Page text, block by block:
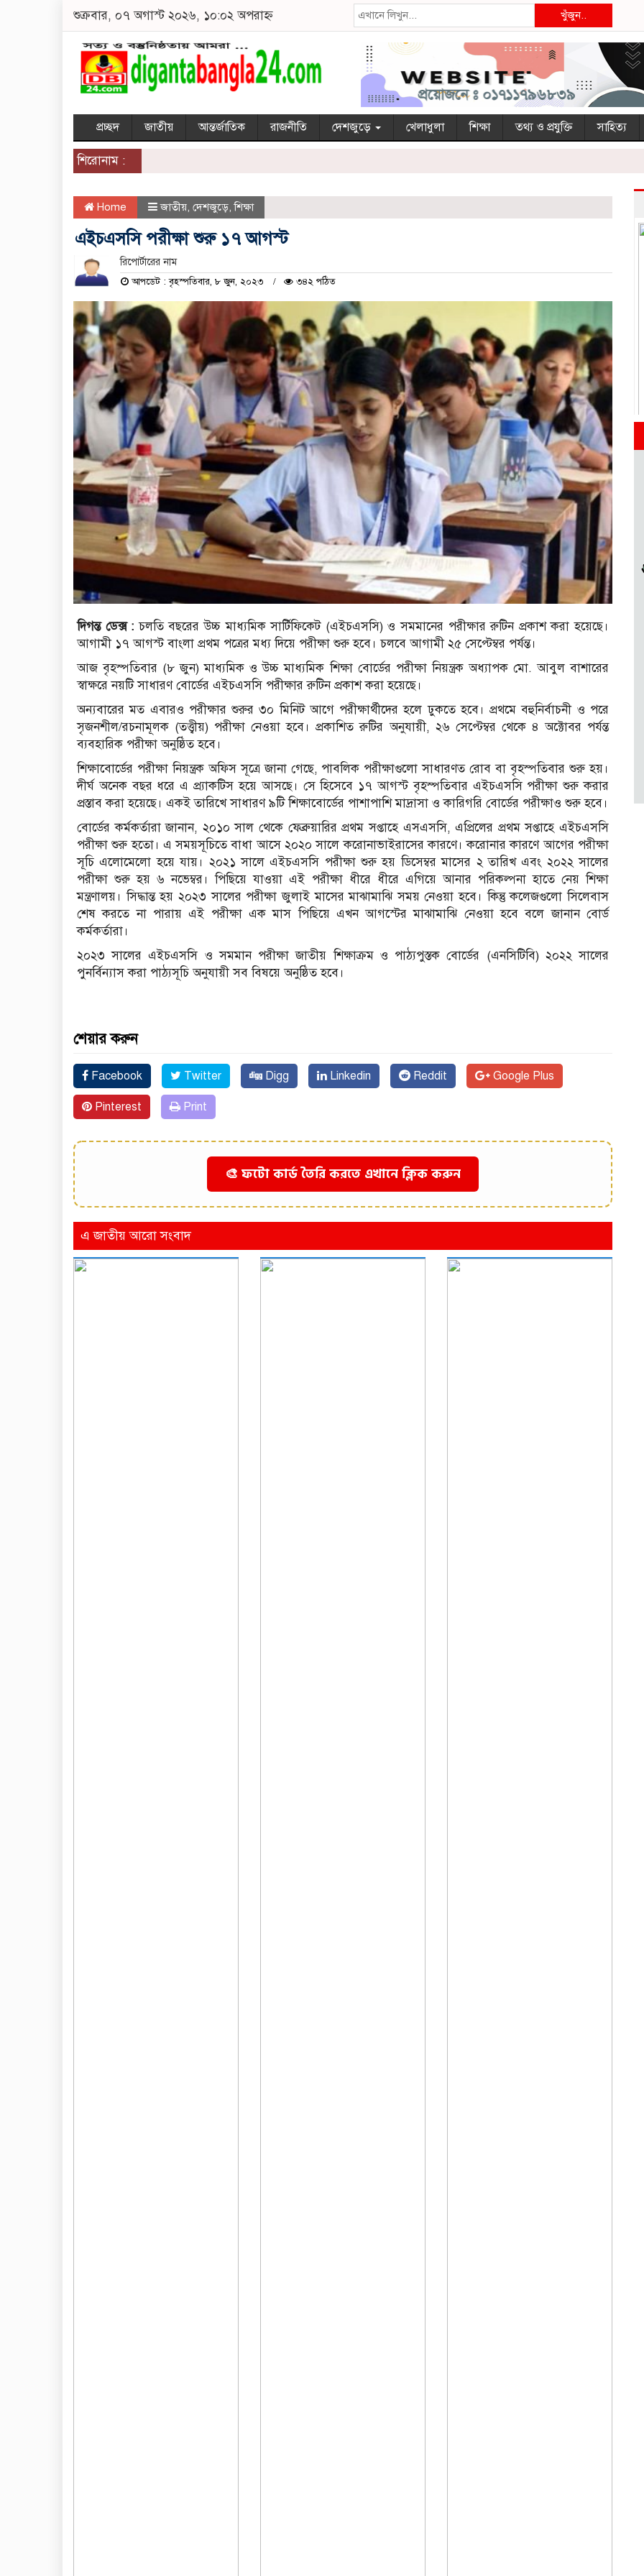
শুক্রবার, ০৭ অগাস্ট ২০২৬, ১০:০২ অপরাহ্ন খুঁজুন..
প্রচ্ছদ জাতীয় আন্তর্জাতিক রাজনীতি দেশজুড়ে খেলাধুলা শিক্ষা তথ্য ও প্রযুক্তি সাহিত্য
শিরোনাম :
Home জাতীয়, দেশজুড়ে,শিক্ষা
এইচএসসি পরীক্ষা শুরু ১৭ আগস্ট
রিপোর্টারের নাম
আপডেট : বৃহস্পতিবার, ৮ জুন, ২০২৩ ৩৪২ পঠিত
দিগন্ত ডেক্স : চলতি বছরের উচ্চ মাধ্যমিক সার্টিফিকেট (এইচএসসি) ও সমমানের পরীক্ষার রুটিন প্রকাশ করা হয়েছে।
আগামী ১৭ আগস্ট বাংলা প্রথম পত্রের মধ্য দিয়ে পরীক্ষা শুরু হবে। চলবে আগামী ২৫ সেপ্টেম্বর পর্যন্ত।
আজ বৃহস্পতিবার (৮ জুন) মাধ্যমিক ও উচ্চ মাধ্যমিক শিক্ষা বোর্ডের পরীক্ষা নিয়ন্ত্রক অধ্যাপক মো. আবুল বাশারের
স্বাক্ষরে নয়টি সাধারণ বোর্ডের এইচএসসি পরীক্ষার রুটিন প্রকাশ করা হয়েছে।
অন্যবারের মত এবারও পরীক্ষার শুরুর ৩০ মিনিট আগে পরীক্ষার্থীদের হলে ঢুকতে হবে। প্রথমে বহুনির্বাচনী ও পরে
সৃজনশীল/রচনামূলক (তত্ত্বীয়) পরীক্ষা নেওয়া হবে। প্রকাশিত রুটির অনুযায়ী, ২৬ সেপ্টেম্বর থেকে ৪ অক্টোবর পর্যন্ত
ব্যবহারিক পরীক্ষা অনুষ্ঠিত হবে।
শিক্ষাবোর্ডের পরীক্ষা নিয়ন্ত্রক অফিস সূত্রে জানা গেছে, পাবলিক পরীক্ষাগুলো সাধারণত রোব বা বৃহস্পতিবার শুরু হয়।
দীর্ঘ অনেক বছর ধরে এ প্র্যাকটিস হয়ে আসছে। সে হিসেবে ১৭ আগস্ট বৃহস্পতিবার এইচএসসি পরীক্ষা শুরু করার
প্রস্তাব করা হয়েছে। একই তারিখে সাধারণ ৯টি শিক্ষাবোর্ডের পাশাপাশি মাদ্রাসা ও কারিগরি বোর্ডের পরীক্ষাও শুরু হবে।
বোর্ডের কর্মকর্তারা জানান, ২০১০ সাল থেকে ফেব্রুয়ারির প্রথম সপ্তাহে এসএসসি, এপ্রিলের প্রথম সপ্তাহে এইচএসসি
পরীক্ষা শুরু হতো। এ সময়সূচিতে বাধা আসে ২০২০ সালে করোনাভাইরাসের কারণে। করোনার কারণে আগের পরীক্ষা
সূচি এলোমেলো হয়ে যায়। ২০২১ সালে এইচএসসি পরীক্ষা শুরু হয় ডিসেম্বর মাসের ২ তারিখ এবং ২০২২ সালের
পরীক্ষা শুরু হয় ৬ নভেম্বর। পিছিয়ে যাওয়া এই পরীক্ষা ধীরে ধীরে এগিয়ে আনার পরিকল্পনা হাতে নেয় শিক্ষা
মন্ত্রণালয়। সিদ্ধান্ত হয় ২০২৩ সালের পরীক্ষা জুলাই মাসের মাঝামাঝি সময় নেওয়া হবে। কিন্তু কলেজগুলো সিলেবাস
শেষ করতে না পারায় এই পরীক্ষা এক মাস পিছিয়ে এখন আগস্টের মাঝামাঝি নেওয়া হবে বলে জানান বোর্ড
কর্মকর্তারা।
২০২৩ সালের এইচএসসি ও সমমান পরীক্ষা জাতীয় শিক্ষাক্রম ও পাঠ্যপুস্তক বোর্ডের (এনসিটিবি) ২০২২ সালের
পুনর্বিন্যাস করা পাঠ্যসূচি অনুযায়ী সব বিষয়ে অনুষ্ঠিত হবে।
শেয়ার করুন
Facebook Twitter Digg Linkedin Reddit Google Plus
Pinterest Print
🎨 ফটো কার্ড তৈরি করতে এখানে ক্লিক করুন
এ জাতীয় আরো সংবাদ